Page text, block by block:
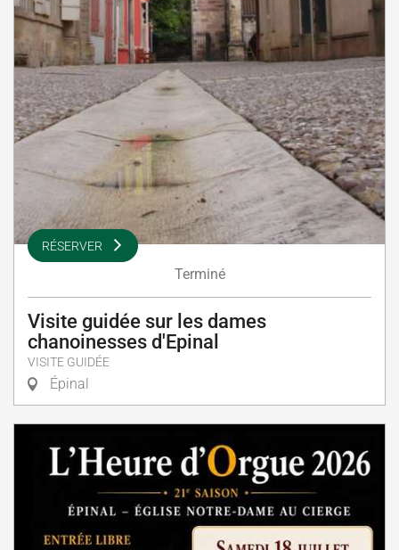
RÉSERVER
Terminé
Visite guidée sur les dames
chanoinesses d'Epinal
VISITE GUIDÉE
Épinal